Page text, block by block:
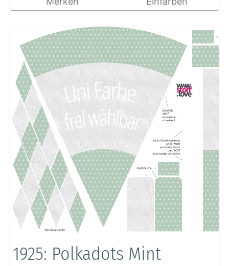
1925: Polkadots Mint